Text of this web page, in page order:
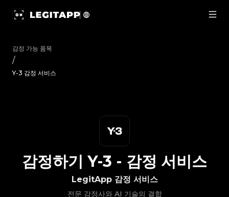
감정 가능 품목
/
Y-3 감정 서비스
LegitApp 감정 서비스
전문 감정사와 AI 기술의 결합
감정하기 Y-3 - 감정 서비스